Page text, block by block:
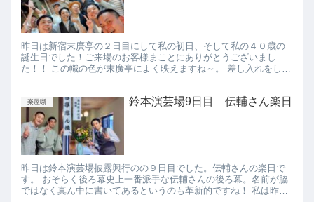
昨日は新宿末廣亭の２日目にして私の初日、そして私の４０歳の
誕生日でした！ご来場のお客様まことにありがとうございまし
た！！ この幟の色が末廣亭によく映えますね～。 差し入れをして
楽屋噺 鈴本演芸場9日目 伝輔さん楽日
昨日は鈴本演芸場披露興行のの９日目でした。伝輔さんの楽日で
す。 おそらく後ろ幕史上一番派手な伝輔さんの後ろ幕。名前が脇
ではなく真ん中に書いてあるというのも革新的ですね！ 私は昨日